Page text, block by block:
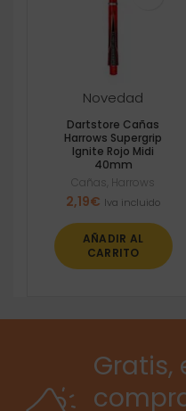
Novedad
Dartstore Cañas
Harrows Supergrip
Ignite Rojo Midi
40mm
Cañas Harrows
2,19€ Iva incluido
AÑADIR AL
CARRITO
Gratis,